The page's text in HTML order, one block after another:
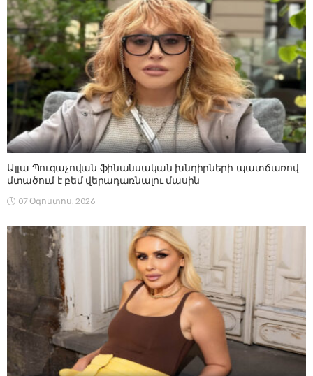
Ալլա Պուգաչովան ֆինանսական խնդիրների պատճառով
մտածում է բեմ վերադառնալու մասին
07 Օգոստոս, 2026